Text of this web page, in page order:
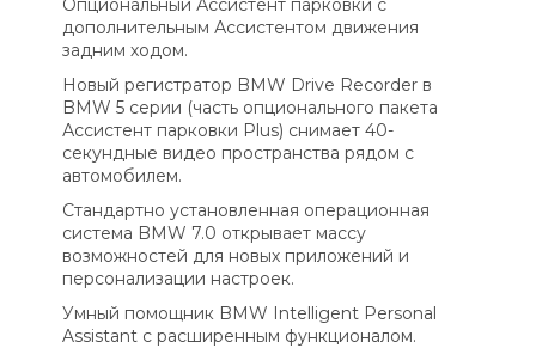
Опциональный Ассистент парковки с
дополнительным Ассистентом движения
задним ходом.
Новый регистратор BMW Drive Recorder в
BMW 5 серии (часть опционального пакета
Ассистент парковки Plus) снимает 40-
секундные видео пространства рядом с
автомобилем.
Стандартно установленная операционная
система BMW 7.0 открывает массу
возможностей для новых приложений и
персонализации настроек.
Умный помощник BMW Intelligent Personal
Assistant с расширенным функционалом.